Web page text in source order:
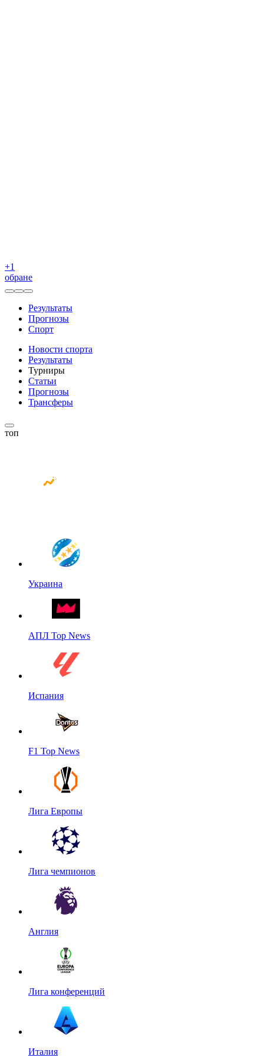
+1
обране
Результаты
Прогнозы
Спорт
Новости спорта
Результаты
Турниры
Статьи
Прогнозы
Трансферы
топ
Украина
АПЛ Top News
Испания
F1 Top News
Лига Европы
Лига чемпионов
Англия
Лига конференций
Италия